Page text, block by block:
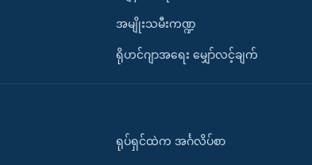
အမျိုးသမီးကဏ္ဍ
ရိုဟင်ဂျာအရေး မျှော်လင့်ချက်
ရုပ်ရှင်ထဲက အင်္ဂလိပ်စာ